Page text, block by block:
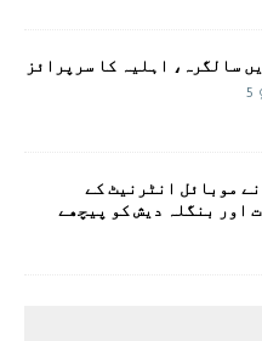
5
موبائل انٹرنیٹ کے
اور بنگلہ دیش کو پیچھے